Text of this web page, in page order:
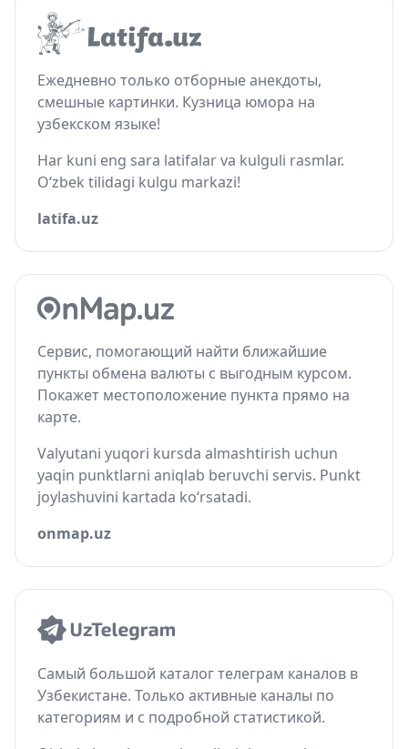
Ежедневно только отборные анекдоты,
смешные картинки. Кузница юмора на
узбекском языке!
Har kuni eng sara latifalar va kulguli rasmlar.
O‘zbek tilidagi kulgu markazi!
latifa.uz
Сервис, помогающий найти ближайшие
пункты обмена валюты с выгодным курсом.
Покажет местоположение пункта прямо на
карте.
Valyutani yuqori kursda almashtirish uchun
yaqin punktlarni aniqlab beruvchi servis. Punkt
joylashuvini kartada ko‘rsatadi.
onmap.uz
Самый большой каталог телеграм каналов в
Узбекистане. Только активные каналы по
категориям и с подробной статистикой.